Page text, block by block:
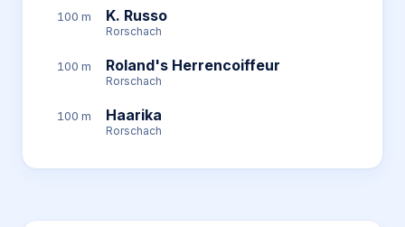
100 m K. Russo
Rorschach
100 m Roland's Herrencoiffeur
Rorschach
100 m Haarika
Rorschach